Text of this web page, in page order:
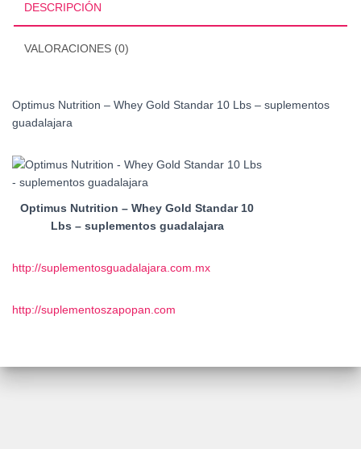
DESCRIPCIÓN
VALORACIONES (0)
Optimus Nutrition – Whey Gold Standar 10 Lbs – suplementos
guadalajara
Optimus Nutrition – Whey Gold Standar 10
Lbs – suplementos guadalajara
http://suplementosguadalajara.com.mx
http://suplementoszapopan.com